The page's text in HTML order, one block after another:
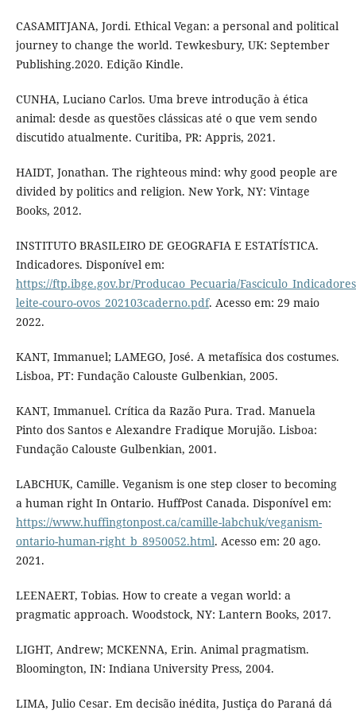
CASAMITJANA, Jordi. Ethical Vegan: a personal and political
journey to change the world. Tewkesbury, UK: September
Publishing.2020. Edição Kindle.
CUNHA, Luciano Carlos. Uma breve introdução à ética
animal: desde as questões clássicas até o que vem sendo
discutido atualmente. Curitiba, PR: Appris, 2021.
HAIDT, Jonathan. The righteous mind: why good people are
divided by politics and religion. New York, NY: Vintage
Books, 2012.
INSTITUTO BRASILEIRO DE GEOGRAFIA E ESTATÍSTICA.
Indicadores. Disponível em:
https://ftp.ibge.gov.br/Producao_Pecuaria/
leite-couro-ovos_202103caderno.pdf. Acesso em: 29 maio
2022.
KANT, Immanuel; LAMEGO, José. A metafísica dos costumes.
Lisboa, PT: Fundação Calouste Gulbenkian, 2005.
KANT, Immanuel. Crítica da Razão Pura. Trad. Manuela
Pinto dos Santos e Alexandre Fradique Morujão. Lisboa:
Fundação Calouste Gulbenkian, 2001.
LABCHUK, Camille. Veganism is one step closer to becoming
a human right In Ontario. HuffPost Canada. Disponível em:
https://www.huffingtonpost.ca/camille-labchuk/veganism-
ontario-human-right_b_8950052.html. Acesso em: 20 ago.
2021.
LEENAERT, Tobias. How to create a vegan world: a
pragmatic approach. Woodstock, NY: Lantern Books, 2017.
LIGHT, Andrew; MCKENNA, Erin. Animal pragmatism.
Bloomington, IN: Indiana University Press, 2004.
LIMA, Julio Cesar. Em decisão inédita, Justiça do Paraná dá